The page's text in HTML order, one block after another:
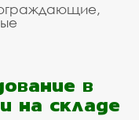
в
на складе